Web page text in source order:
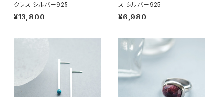
クレス シルバー925
¥13,800
ス シルバー925
¥6,980